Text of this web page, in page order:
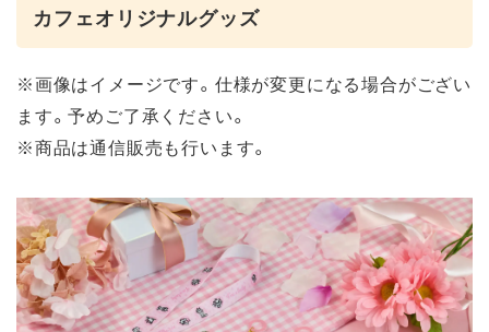
カフェオリジナルグッズ
※画像はイメージです。仕様が変更になる場合がござい
ます。予めご了承ください。
※商品は通信販売も行います。